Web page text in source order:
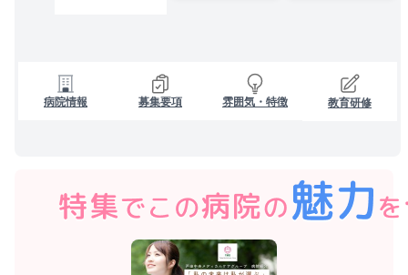
病院情報 募集要項 雰囲気・特徴 教育研修